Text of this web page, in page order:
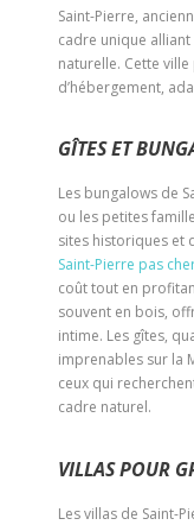
Saint-Pierre,
cadre unique
naturelle. Cette
d’hébergement,
GÎTES ET
Les bungalows de
ou les petites
sites historiques et
Saint-Pierre pas
coût tout en
souvent en bois,
intime. Les gîtes,
imprenables sur la
ceux qui
cadre naturel.
VILLAS POUR
Les villas de Saint-